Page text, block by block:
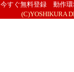
今すぐ無料登録
動作
(C)YOSHIKURA